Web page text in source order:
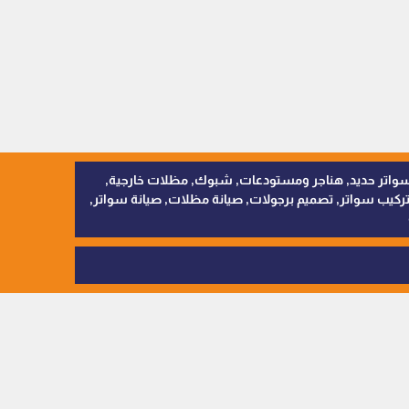
سواتر اقمشة, سواتر حديد, هناجر ومستودعات, شبوك, مظلات خارجية,
سواتر, تصميم برجولات, صيانة مظلات, صيانة سواتر,